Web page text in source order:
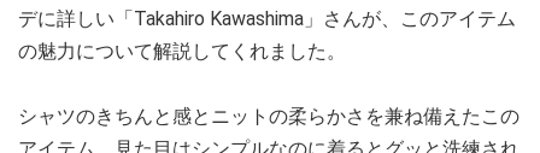
デに詳しい「Takahiro Kawashima」さんが、このアイテム
の魅力について解説してくれました。
シャツのきちんと感とニットの柔らかさを兼ね備えたこの